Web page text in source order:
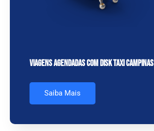
Viagens Agendadas com Disk Taxi Campinas
Saiba Mais